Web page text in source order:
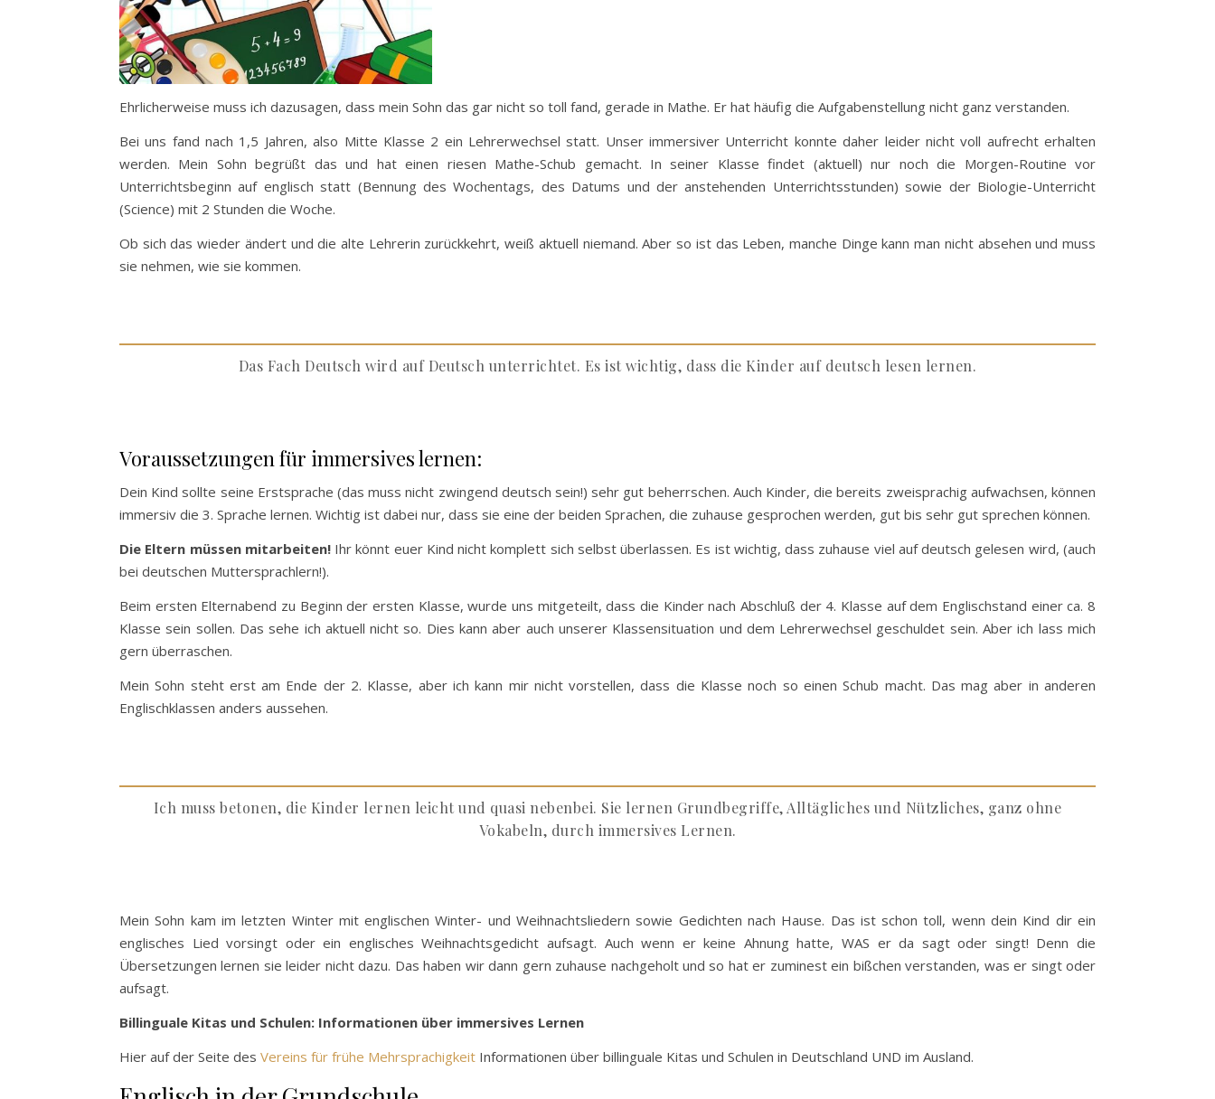
Ehrlicherweise muss ich dazusagen, dass mein Sohn das gar nicht so toll fand, gerade in Mathe. Er hat häufig die Aufgabenstellung nicht ganz verstanden.
Bei uns fand nach 1,5 Jahren, also Mitte Klasse 2 ein Lehrerwechsel statt. Unser immersiver Unterricht konnte daher leider nicht voll aufrecht erhalten
werden. Mein Sohn begrüßt das und hat einen riesen Mathe-Schub gemacht. In seiner Klasse findet (aktuell) nur noch die Morgen-Routine vor
Unterrichtsbeginn auf englisch statt (Bennung des Wochentags, des Datums und der anstehenden Unterrichtsstunden) sowie der Biologie-Unterricht
(Science) mit 2 Stunden die Woche.
Ob sich das wieder ändert und die alte Lehrerin zurückkehrt, weiß aktuell niemand. Aber so ist das Leben, manche Dinge kann man nicht absehen und muss
sie nehmen, wie sie kommen.
Das Fach Deutsch wird auf Deutsch unterrichtet. Es ist wichtig, dass die Kinder auf deutsch lesen lernen.
Voraussetzungen für immersives lernen:
Dein Kind sollte seine Erstsprache (das muss nicht zwingend deutsch sein!) sehr gut beherrschen. Auch Kinder, die bereits zweisprachig aufwachsen, können
immersiv die 3. Sprache lernen. Wichtig ist dabei nur, dass sie eine der beiden Sprachen, die zuhause gesprochen werden, gut bis sehr gut sprechen können.
Die Eltern müssen mitarbeiten!Ihr könnt euer Kind nicht komplett sich selbst überlassen. Es ist wichtig, dass zuhause viel auf deutsch gelesen wird, (auch
bei deutschen Muttersprachlern!).
Beim ersten Elternabend zu Beginn der ersten Klasse, wurde uns mitgeteilt, dass die Kinder nach Abschluß der 4. Klasse auf dem Englischstand einer ca. 8
Klasse sein sollen. Das sehe ich aktuell nicht so. Dies kann aber auch unserer Klassensituation und dem Lehrerwechsel geschuldet sein. Aber ich lass mich
gern überraschen.
Mein Sohn steht erst am Ende der 2. Klasse, aber ich kann mir nicht vorstellen, dass die Klasse noch so einen Schub macht. Das mag aber in anderen
Englischklassen anders aussehen.
Ich muss betonen, die Kinder lernen leicht und quasi nebenbei. Sie lernen Grundbegriffe, Alltägliches und Nützliches, ganz ohne
Vokabeln, durch immersives Lernen.
Mein Sohn kam im letzten Winter mit englischen Winter- und Weihnachtsliedern sowie Gedichten nach Hause. Das ist schon toll, wenn dein Kind dir ein
englisches Lied vorsingt oder ein englisches Weihnachtsgedicht aufsagt. Auch wenn er keine Ahnung hatte, WAS er da sagt oder singt! Denn die
Übersetzungen lernen sie leider nicht dazu. Das haben wir dann gern zuhause nachgeholt und so hat er zuminest ein bißchen verstanden, was er singt oder
aufsagt.
Billinguale Kitas und Schulen: Informationen über immersives Lernen
Hier auf der Seite des Vereins für frühe Mehrsprachigkeit Informationen über billinguale Kitas und Schulen in Deutschland UND im Ausland.